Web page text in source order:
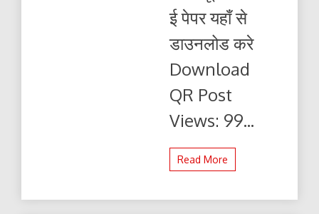
02.02.2025
ई-
पेपर
यहाँ
पढ़ें
डाउनलोड
ई पेपर यहाँ से
डाउनलोड करे
Download
QR Post
Views: 99...
Read More